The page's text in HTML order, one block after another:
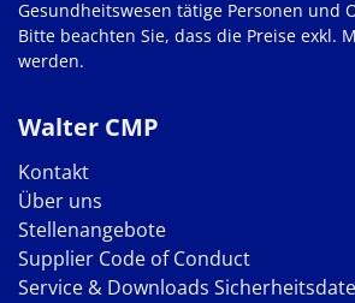
Walter CMP
Kontakt
Über uns
Stellenangebote
Supplier Code of Conduct
Service & Downloads
Gesundheitswesen tätige Personen und
Bitte beachten Sie, dass die Preise exkl.
werden.